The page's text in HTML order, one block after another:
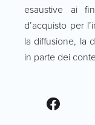
esaustive ai
d’acquisto per
la diffusione, la
in parte dei